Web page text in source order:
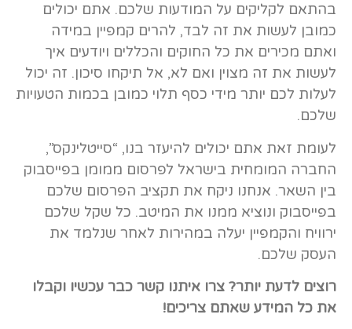
בהתאם לקליקים על המודעות שלכם. אתם יכולים
כמובן לעשות את זה לבד, להרים קמפיין במידה
ואתם מכירים את כל החוקים והכללים ויודעים איך
לעשות את זה מצוין ואם לא, אל תיקחו סיכון. זה יכול
לעלות לכם יותר מידי כסף תלוי כמובן בכמות הטעויות
שלכם.
לעומת זאת אתם יכולים להיעזר בנו, “סייטלינקס”,
החברה המומחית בישראל לפרסום ממומן בפייסבוק
בין השאר. אנחנו ניקח את תקציב הפרסום שלכם
בפייסבוק ונוציא ממנו את המיטב. כל שקל שלכם
ירוויח והקמפיין יעלה במהירות לאחר שנלמד את
העסק שלכם.
רוצים לדעת יותר? צרו איתנו קשר כבר עכשיו וקבלו
את כל המידע שאתם צריכים!